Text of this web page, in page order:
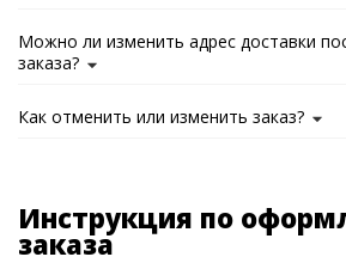
Можно ли изменить адрес доставки
заказа?
Как отменить или изменить заказ?
Инструкция по
заказа